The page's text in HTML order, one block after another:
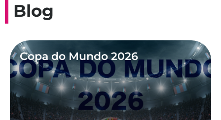
Blog
Copa do Mundo 2026